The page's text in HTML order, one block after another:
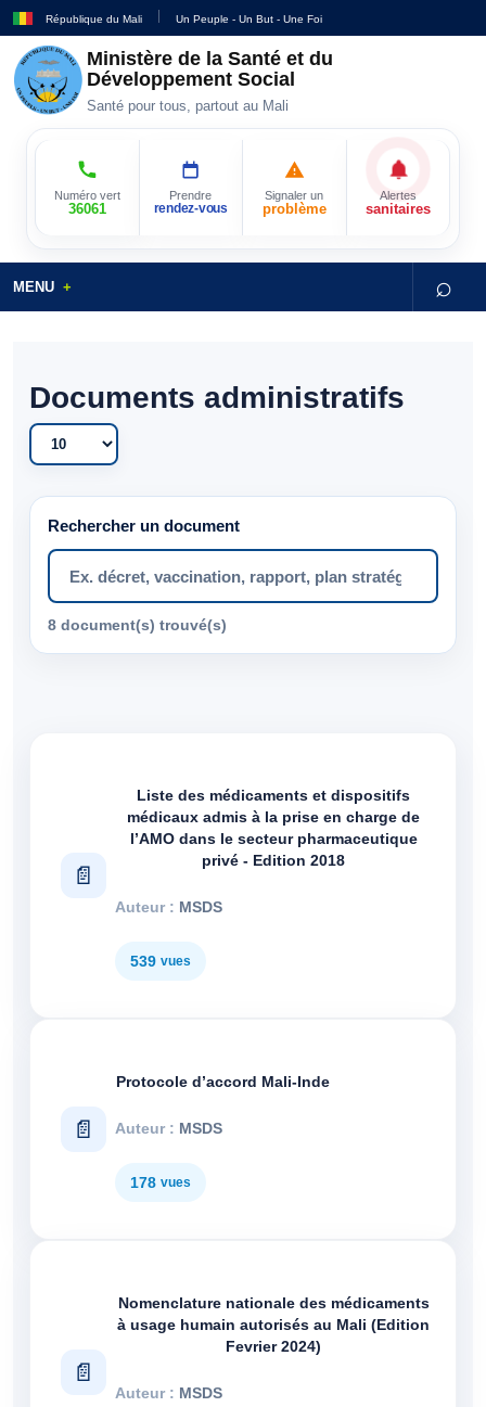
République du Mali Un Peuple - Un But - Une Foi
Ministère de la Santé et du
Développement Social
Santé pour tous, partout au Mali
Numéro vert
36061
Prendre
rendez-vous
Signaler un
problème
Alertes
sanitaires
MENU ⌕
Documents administratifs
Afficher #
Rechercher un document
8 document(s) trouvé(s)
Liste des médicaments et dispositifs
médicaux admis à la prise en charge de
l’AMO dans le secteur pharmaceutique
privé - Edition 2018
MSDS
539
Protocole d’accord Mali-Inde
MSDS
178
Nomenclature nationale des médicaments
à usage humain autorisés au Mali (Edition
Fevrier 2024)
MSDS